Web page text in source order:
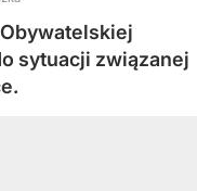
sytuacji związanej